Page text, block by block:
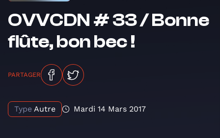
OVVCDN # 33 / Bonne
flûte, bon bec !
PARTAGER
Type Autre Mardi 14 Mars 2017